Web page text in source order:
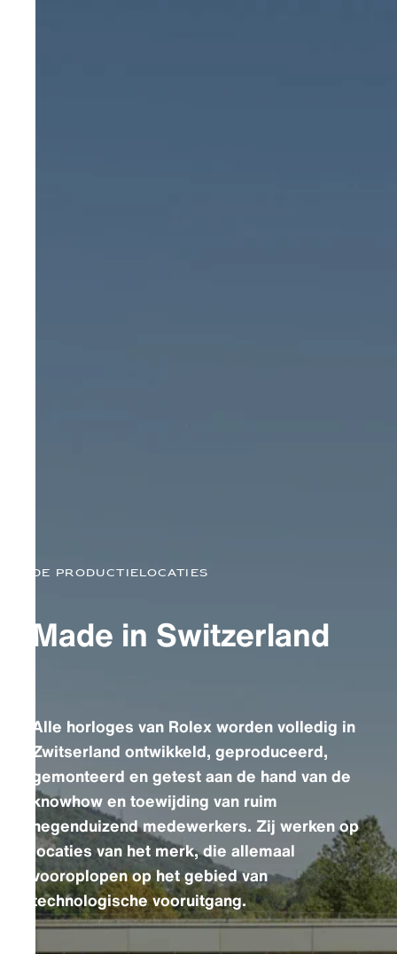
De productielocaties
Made in Switzerland
Alle horloges van Rolex worden volledig in
Zwitserland ontwikkeld, geproduceerd,
gemonteerd en getest aan de hand van de
knowhow en toewijding van ruim
negenduizend medewerkers. Zij werken op
locaties van het merk, die allemaal
vooroplopen op het gebied van
technologische vooruitgang.